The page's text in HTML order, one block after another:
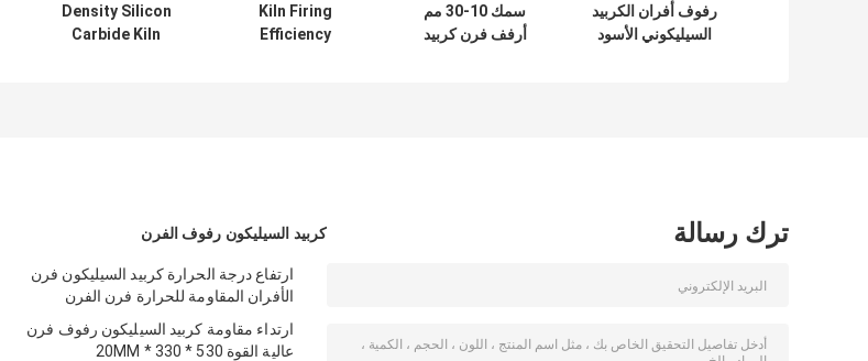
رفوف أفران الكربيد
السيليكوني الأسود
سمك 10-30 مم
أرفف فرن كربيد
Kiln Firing
Efficiency
Density Silicon
Carbide Kiln
كربيد السيليكون رفوف الفرن
ارتفاع درجة الحرارة كربيد السيليكون فرن
الأفران المقاومة للحرارة فرن الفرن
ارتداء مقاومة كربيد السيليكون رفوف فرن
عالية القوة 530 * 330 * 20MM
ترك رسالة